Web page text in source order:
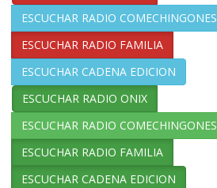
ESCUCHAR RADIO COMECHINGONES
ESCUCHAR RADIO FAMILIA
ESCUCHAR CADENA EDICION
ESCUCHAR RADIO ONIX
ESCUCHAR RADIO COMECHINGONES
ESCUCHAR RADIO FAMILIA
ESCUCHAR CADENA EDICION